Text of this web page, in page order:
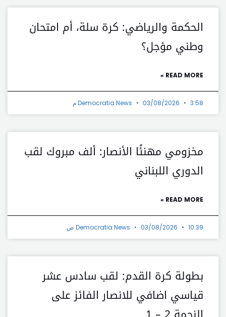
الحكمة والرياضي: كرة سلة، أم امتحان
وطني مؤجل؟
READ MORE »
Democratia News 03/08/2026 3:58 م
مخزومي مهنئًا الأنصار: ألف مبروك لقب
الدوري اللبناني
READ MORE »
Democratia News 03/08/2026 10:39 ص
بطولة كرة القدم: لقب سادس عشر
قياسي اضافي للانصار الفائز على